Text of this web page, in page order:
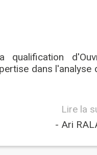
dans l'analyse
BAT ECO, qui
rencontrer les
Ari
Lire la